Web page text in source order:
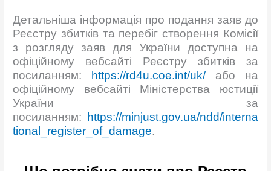
Детальніша інформація про подання заяв до
Реєстру збитків та перебіг створення Комісії
з розгляду заяв для України доступна на
офіційному вебсайті Реєстру збитків за
посиланням:
https://rd4u.coe.int/uk/або на
офіційному вебсайті Міністерства юстиції
України за
посиланням:
https://minjust.gov.ua/ndd/interna
tional_register_of_damage.